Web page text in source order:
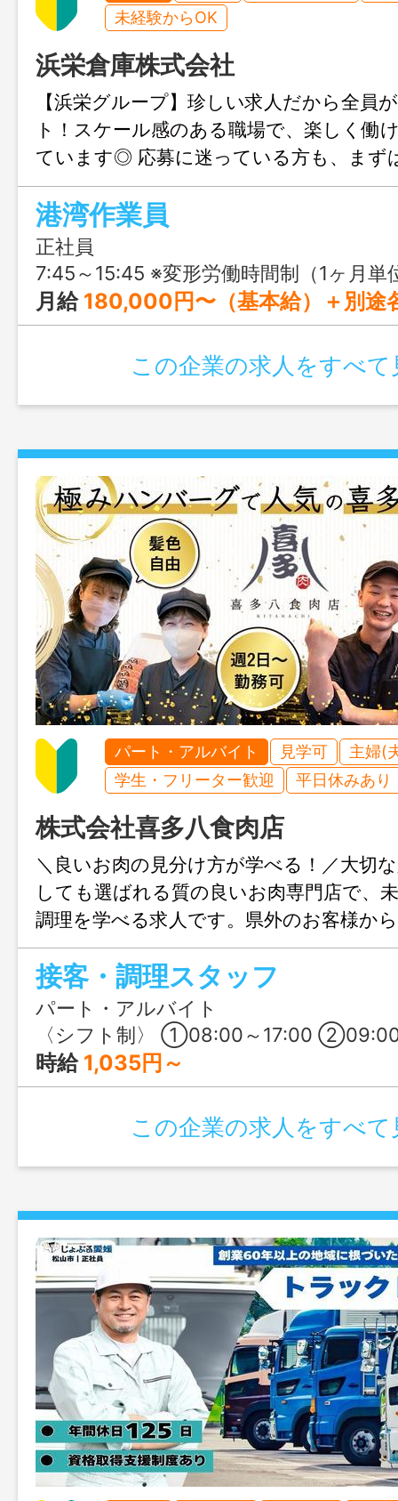
未経験からOK
浜栄倉庫株式会社
【浜栄グループ】珍しい求人だから全員
ト！スケール感のある職場で、楽しく働
ています◎ 応募に迷っている方も、まず
気兼ねなく新たな世界に飛び込んでみて
港湾作業員
正社員
7:45～15:45 ※変形労働時間制（1ヶ月単位) ※外航船入
月給 180,000円〜（基本給）＋別途
この企業の求人をすべて
パート・アルバイト 見学可
主婦(
学生・フリーター歓迎
平日休みあり
株式会社喜多八食肉店
＼良いお肉の見分け方が学べる！／大切
しても選ばれる質の良いお肉専門店で、
調理を学べる求人です。県外のお客様か
の良さ×スタッフの親しまれる人柄の良
あたたかい職場で、おいしい毎日を過ご
接客・調理スタッフ
パート・アルバイト
〈シフト制〉 ①08:00～17:00 ②09:00～18:00 ③08:00～13:00 ④09:00～
時給 1,035円～
この企業の求人をすべて